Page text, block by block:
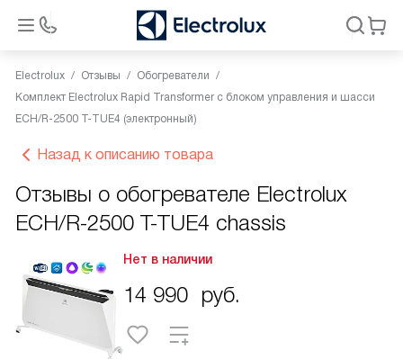
Electrolux Отзывы
Обогреватели
Комплект Electrolux Rapid Transformer с блоком управления и шасси
ECH/R-2500 T-TUE4 (электронный)
Назад к описанию товара
Отзывы о обогревателе Electrolux
ECH/R-2500 T-TUE4 chassis
Нет в наличии
14 990 руб.